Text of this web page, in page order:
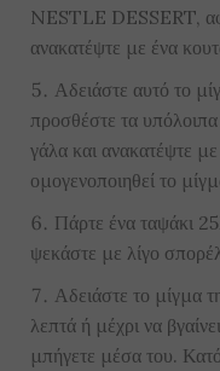
NESTLE DESSERT,
ανακατέψτε με ένα
Αδειάστε αυτό το
προσθέστε τα
γάλα και ανακατέψτε
ομογενοποιηθεί το
Πάρτε ένα ταψάκι
ψεκάστε με λίγο
Αδειάστε το μίγμα
λεπτά ή μέχρι να
μπήγετε μέσα του.